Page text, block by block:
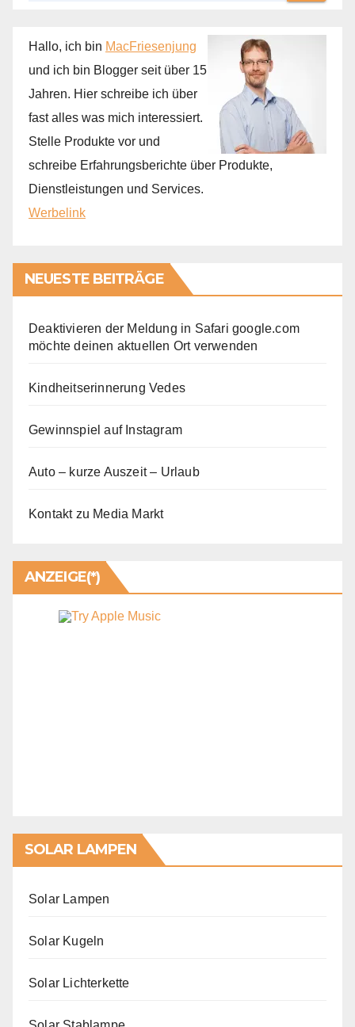
Hallo, ich bin MacFriesenjung
und ich bin Blogger seit über 15
Jahren. Hier schreibe ich über
fast alles was mich interessiert.
Stelle Produkte vor und
schreibe Erfahrungsberichte über Produkte,
Dienstleistungen und Services.
Werbelink
NEUESTE BEITRÄGE
Deaktivieren der Meldung in Safari google.com
möchte deinen aktuellen Ort verwenden
Kindheitserinnerung Vedes
Gewinnspiel auf Instagram
Auto – kurze Auszeit – Urlaub
Kontakt zu Media Markt
ANZEIGE(*)
SOLAR LAMPEN
Solar Lampen
Solar Kugeln
Solar Lichterkette